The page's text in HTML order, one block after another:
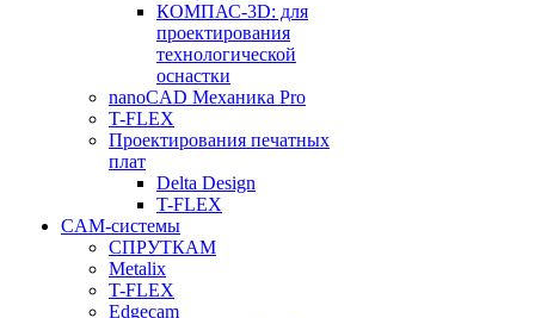
КОМПАС-3D: для
проектирования
технологической
оснастки
nanoCAD Механика Pro
T-FLEX
Проектирования печатных
плат
Delta Design
T-FLEX
CAM-системы
СПРУТКAM
Metalix
T-FLEX
Edgecam